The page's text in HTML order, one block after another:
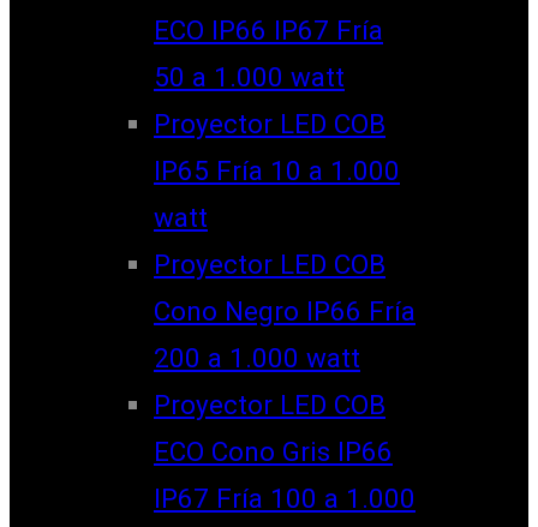
ECO IP66 IP67 Fría
50 a 1.000 watt
Proyector LED COB
IP65 Fría 10 a 1.000
watt
Proyector LED COB
Cono Negro IP66 Fría
200 a 1.000 watt
Proyector LED COB
ECO Cono Gris IP66
IP67 Fría 100 a 1.000